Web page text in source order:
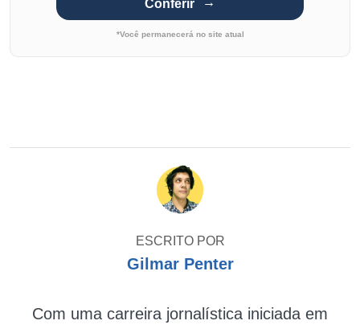
Conferir
*Você permanecerá no site atual
ESCRITO POR
Gilmar Penter
Com uma carreira jornalística iniciada em